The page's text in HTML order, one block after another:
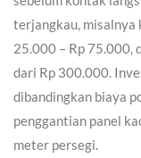
terjangkau, misalnya
25.000 – Rp 75.000,
dari Rp 300.000.
dibandingkan biaya
penggantian panel
meter persegi.